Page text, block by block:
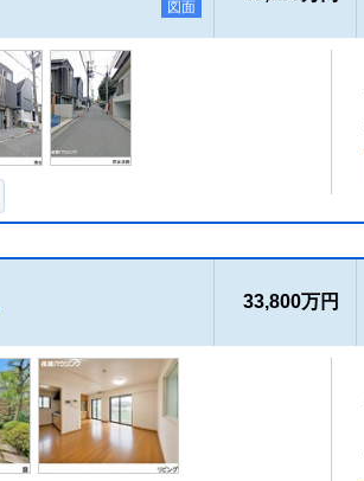
図面
33,800万円